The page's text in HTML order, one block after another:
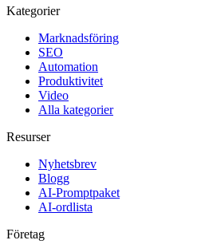
Kategorier
Marknadsföring
SEO
Automation
Produktivitet
Video
Alla kategorier
Resurser
Nyhetsbrev
Blogg
AI-Promptpaket
AI-ordlista
Företag